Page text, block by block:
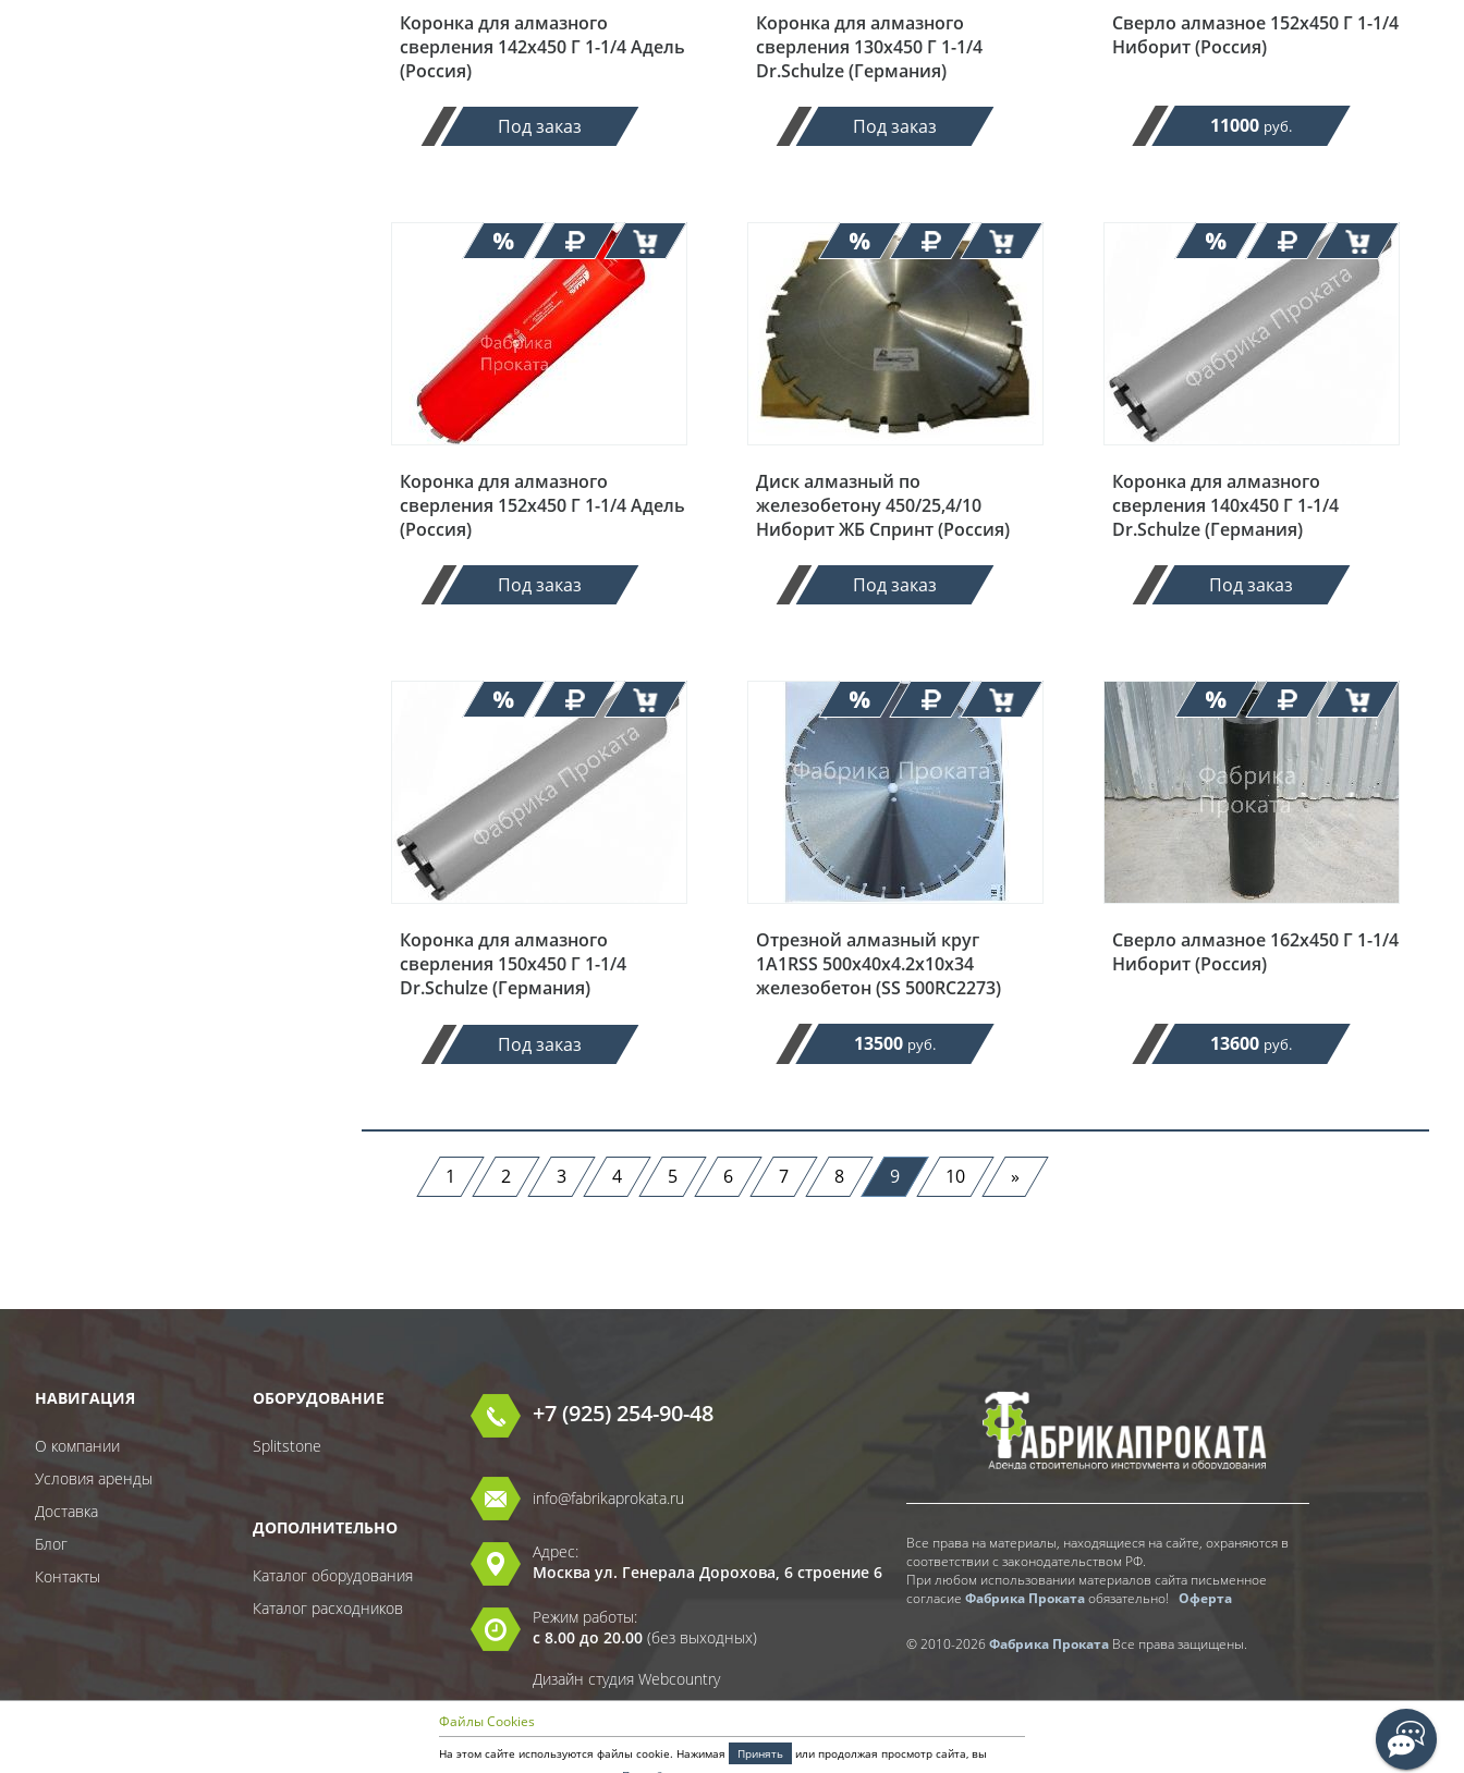
Коронка для алмазного
сверления 142х450 Г 1-1/4 Адель
(Россия)
Под заказ
Коронка для алмазного
сверления 130х450 Г 1-1/4
Dr.Schulze (Германия)
Под заказ
Сверло алмазное 152х450 Г 1-1/4
Ниборит (Россия)
11000 руб.
Коронка для алмазного
сверления 152х450 Г 1-1/4 Адель
(Россия)
Под заказ
Диск алмазный по
железобетону 450/25,4/10
Ниборит ЖБ Спринт (Россия)
Под заказ
Коронка для алмазного
сверления 140х450 Г 1-1/4
Dr.Schulze (Германия)
Под заказ
Коронка для алмазного
сверления 150х450 Г 1-1/4
Dr.Schulze (Германия)
Под заказ
Отрезной алмазный круг
1A1RSS 500x40x4.2x10x34
железобетон (SS 500RC2273)
13500 руб.
Сверло алмазное 162х450 Г 1-1/4
Ниборит (Россия)
13600 руб.
1 2 3 4 5 6 7 8 9 10 »
НАВИГАЦИЯ
О компании
Условия аренды
Доставка
Блог
Контакты
ОБОРУДОВАНИЕ
Splitstone
ДОПОЛНИТЕЛЬНО
Каталог оборудования
Каталог расходников
+7 (925) 254-90-48
info@fabrikaprokata.ru
Адрес:
Москва ул. Генерала Дорохова, 6 строение 6
Режим работы:
с 8.00 до 20.00 (без выходных)
Дизайн студия Webcountry
Все права на материалы, находящиеся на сайте, охраняются в
соответствии с законодательством РФ.
При любом использовании материалов сайта письменное
согласие Фабрика Прокатаобязательно! Оферта
© 2010-2026Фабрика Проката Все права защищены.
Файлы Cookies
На этом сайте используются файлы cookie. Нажимая Принять
или продолжая просмотр сайта, вы